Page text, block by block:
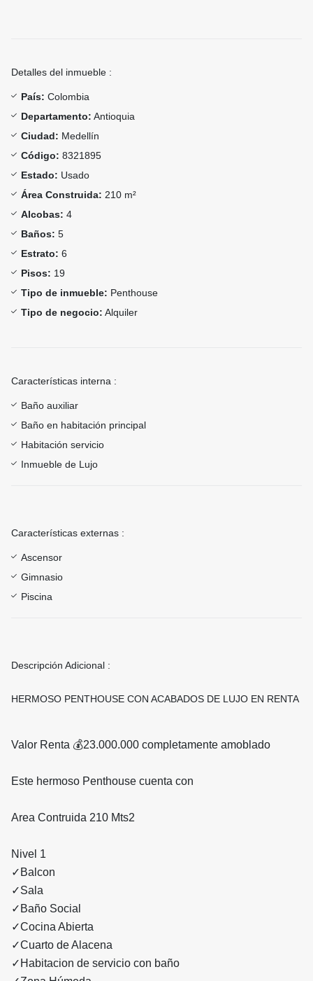
Detalles del inmueble :
País: Colombia
Departamento: Antioquia
Ciudad: Medellín
Código: 8321895
Estado: Usado
Área Construida: 210 m²
Alcobas: 4
Baños: 5
Estrato: 6
Pisos: 19
Tipo de inmueble: Penthouse
Tipo de negocio: Alquiler
Características interna :
Baño auxiliar
Baño en habitación principal
Habitación servicio
Inmueble de Lujo
Características externas :
Ascensor
Gimnasio
Piscina
Descripción Adicional :
HERMOSO PENTHOUSE CON ACABADOS DE LUJO EN RENTA
Valor Renta 💰23.000.000 completamente amoblado
Este hermoso Penthouse cuenta con
Area Contruida 210 Mts2
Nivel 1
✓Balcon
✓Sala
✓Baño Social
✓Cocina Abierta
✓Cuarto de Alacena
✓Habitacion de servicio con baño